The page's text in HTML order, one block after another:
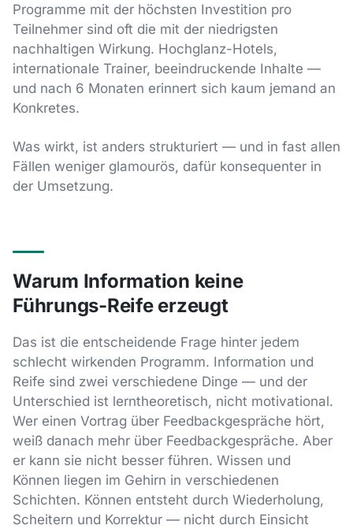
Programme mit der höchsten Investition pro
Teilnehmer sind oft die mit der niedrigsten
nachhaltigen Wirkung. Hochglanz-Hotels,
internationale Trainer, beeindruckende Inhalte —
und nach 6 Monaten erinnert sich kaum jemand an
Konkretes.
Was wirkt, ist anders strukturiert — und in fast allen
Fällen weniger glamourös, dafür konsequenter in
der Umsetzung.
Warum Information keine
Führungs-Reife erzeugt
Das ist die entscheidende Frage hinter jedem
schlecht wirkenden Programm. Information und
Reife sind zwei verschiedene Dinge — und der
Unterschied ist lerntheoretisch, nicht motivational.
Wer einen Vortrag über Feedbackgespräche hört,
weiß danach mehr über Feedbackgespräche. Aber
er kann sie nicht besser führen. Wissen und
Können liegen im Gehirn in verschiedenen
Schichten. Können entsteht durch Wiederholung,
Scheitern und Korrektur — nicht durch Einsicht